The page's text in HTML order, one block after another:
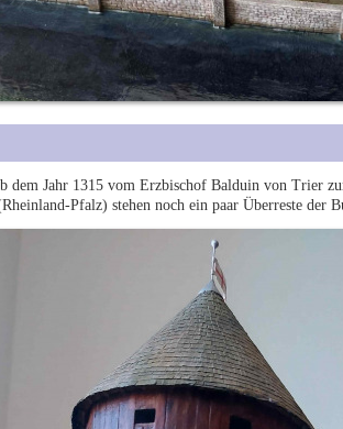
dem Jahr 1315 vom Erzbischof Balduin von Trier
Pfalz) stehen noch ein paar Überreste der